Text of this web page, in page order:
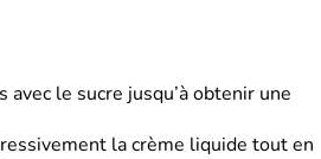
le sucre jusqu’à obtenir une
la crème liquide tout en